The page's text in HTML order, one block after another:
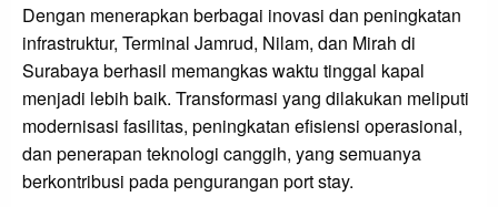
Dengan menerapkan berbagai inovasi dan peningkatan
infrastruktur, Terminal Jamrud, Nilam, dan Mirah di
Surabaya berhasil memangkas waktu tinggal kapal
menjadi lebih baik. Transformasi yang dilakukan meliputi
modernisasi fasilitas, peningkatan efisiensi operasional,
dan penerapan teknologi canggih, yang semuanya
berkontribusi pada pengurangan port stay.